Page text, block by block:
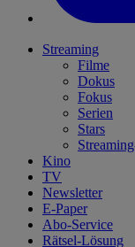
Streaming
Filme
Dokus
Fokus
Serien
Stars
Kino
TV
Newsletter
E-Paper
Abo-Service
Rätsel-Lösung